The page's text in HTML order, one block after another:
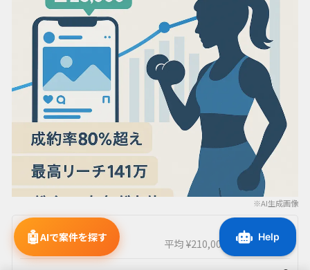
※AI生成画像
売上/月 ¥
平均 ¥210,000 最高 ¥600,000
🤖AIで案件を探す